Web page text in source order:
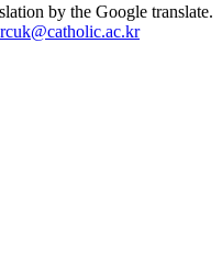
by the Google translate.